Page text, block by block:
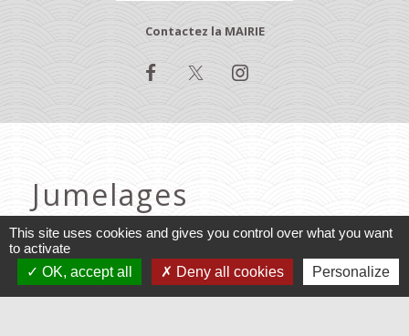
Contactez la MAIRIE
Jumelages
Baruchowo, Pologne
Varennes, Québec
This site uses cookies and gives you control over what you want
to activate
OK, accept all
Deny all cookies Personalize